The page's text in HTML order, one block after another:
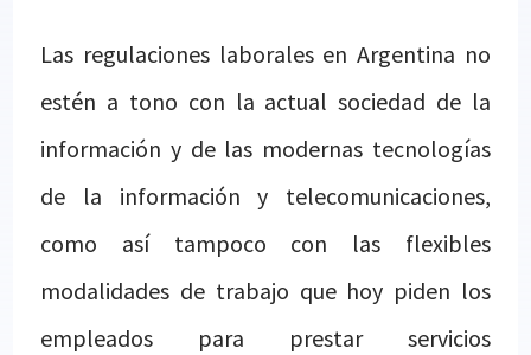
Las regulaciones laborales en Argentina no
estén a tono con la actual sociedad de la
información y de las modernas tecnologías
de la información y telecomunicaciones,
como así tampoco con las flexibles
modalidades de trabajo que hoy piden los
empleados para prestar servicios